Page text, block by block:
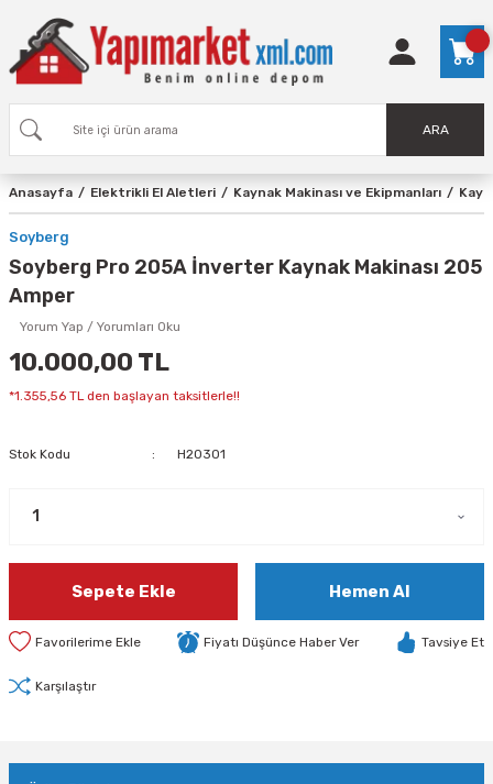
ARA
Anasayfa Elektrikli El Aletleri Kaynak Makinası ve Ekipmanları
Soyberg
Soyberg Pro 205A İnverter Kaynak Makinası 205
Amper
Yorum Yap / Yorumları Oku
10.000,00 TL
*1.355,56 TL den başlayan taksitlerle!!
Stok Kodu H20301
Sepete Ekle Hemen Al
Fiyatı Düşünce Haber Ver Tavsiye Et
Karşılaştır